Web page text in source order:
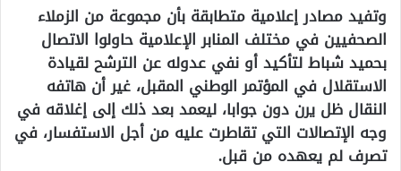
وتفيد مصادر إعلامية متطابقة بأن مجموعة من الزملاء
الصحفيين في مختلف المنابر الإعلامية حاولوا الاتصال
بحميد شباط لتأكيد أو نفي عدوله عن الترشح لقيادة
الاستقلال في المؤتمر الوطني المقبل، غير أن هاتفه
النقال ظل يرن دون جوابا، ليعمد بعد ذلك إلى إغلاقه في
وجه الإتصالات التي تقاطرت عليه من أجل الاستفسار، في
تصرف لم يعهده من قبل.